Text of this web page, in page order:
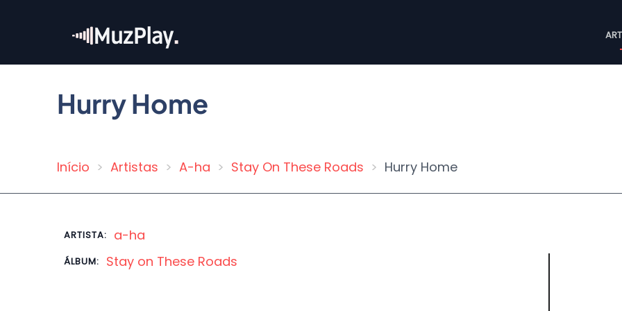
conteúdo
Hurry Home
Trilha
navegação
Início Artistas A-ha Stay On These Roads Hurry Home
ARTISTA: a-ha
ÁLBUM: Stay on These Roads